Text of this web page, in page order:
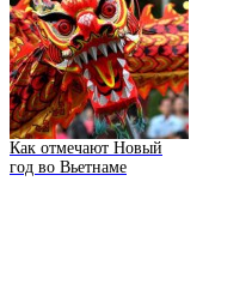
Как отмечают Новый
год во Вьетнаме